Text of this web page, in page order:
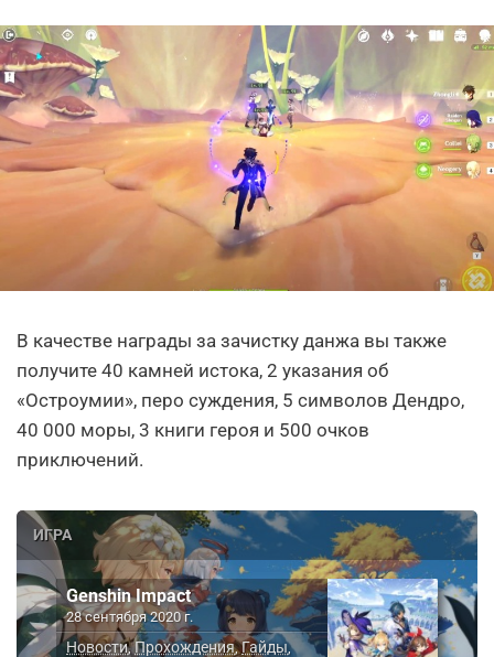
В качестве награды за зачистку данжа вы также
получите 40 камней истока, 2 указания об
«Остроумии», перо суждения, 5 символов Дендро,
40 000 моры, 3 книги героя и 500 очков
приключений.
ИГРА
Genshin Impact
28 сентября 2020 г.
Новости,Прохождения,Гайды,